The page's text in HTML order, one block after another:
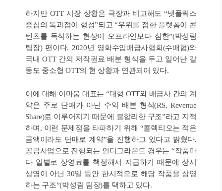
하지만 OTT 시장 상황은 극장과 비교해도 “넷플릭스
중심의 독과점이 형성”되고 “우위를 점한 플랫폼이 콘
텐츠를 독식하는 현상이 오프라인보다 심한”(박성림
팀장) 편이다. 2020년 영화수입배급사협회(수배협)와
국내 OTT 간의 저작권료 배분 형식을 두고 일어난 갈
등도 중소형 OTT의 현 상황과 연관되어 있다.
이에 대해 이마붑 대표는 “대형 OTT와 배급사 간의 계
약은 주로 단매가 아닌 수익 배분 형식(RS, Revenue
Share)로 이루어지기 때문에 불합리한 구조”라고 지적
하며, 이런 문제점을 타파하기 위해 “콜렉티오는 적은
금액이라도 단매로 계약”을 진행하고 있다고 밝혔다.
공공사업으로 진행되는 인디그라운드 경우는 “작품마
다 일별로 상영료를 책정해서 지급하기 때문에 상시
상영이 아닌 30일 동안 한시적으로 해당 작품을 상영
하는 구조”(박성림 팀장)를 택하고 있다.